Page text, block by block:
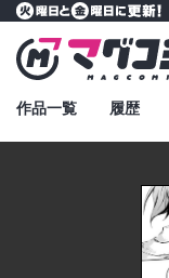
マグコミ –
プレミアム
火曜日と金曜
作品一覧 履歴